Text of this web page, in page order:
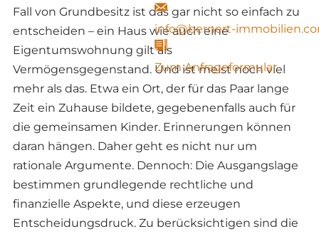
info@bernert-
Zum Anfrageformular
Fall von Grundbesitz ist das gar nicht so einfach zu
entscheiden – ein Haus wie auch eine
Eigentumswohnung gilt als
Vermögensgegenstand. Und ist meist noch viel
mehr als das. Etwa ein Ort, der für das Paar lange
Zeit ein Zuhause bildete, gegebenenfalls auch für
die gemeinsamen Kinder. Erinnerungen können
daran hängen. Daher geht es nicht nur um
rationale Argumente. Dennoch: Die Ausgangslage
bestimmen grundlegende rechtliche und
finanzielle Aspekte, und diese erzeugen
Entscheidungsdruck. Zu berücksichtigen sind die